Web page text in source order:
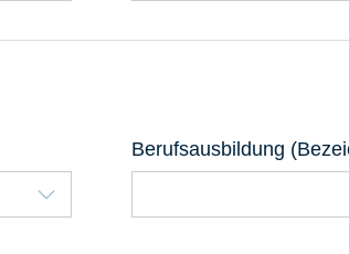
Berufsausbildung